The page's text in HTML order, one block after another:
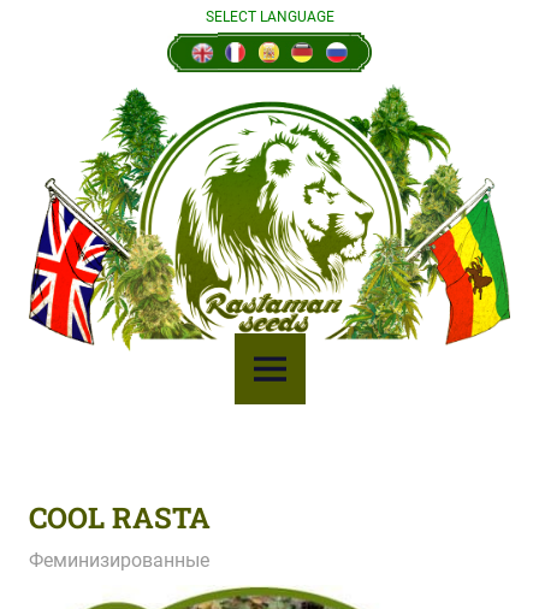
SELECT LANGUAGE
MENU
COOL RASTA
Феминизированные